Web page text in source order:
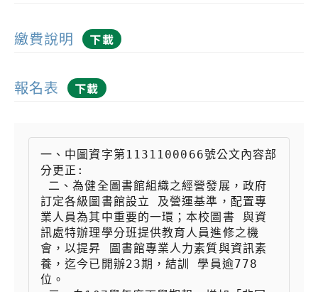
繳費說明 下載
報名表 下載
一、中圖資字第1131100066號公文內容部
分更正:
訂定各級圖書館設立 及營運基準，配置專
業人員為其中重要的一環；本校圖書 與資
訊處特辦理學分班提供教育人員進修之機
會，以提昇 圖書館專業人力素質與資訊素
養，迄今已開辦23期，結訓 學員逾778
位。